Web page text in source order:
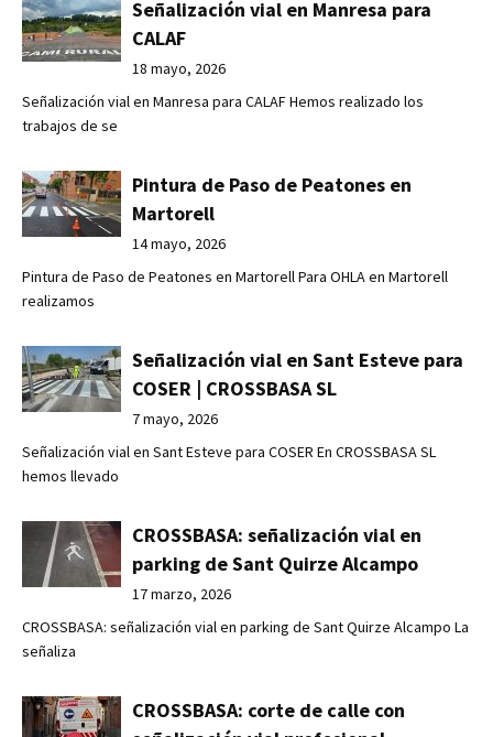
Señalización vial en Manresa para
CALAF
18 mayo, 2026
Señalización vial en Manresa para CALAF Hemos realizado los
trabajos de se
Pintura de Paso de Peatones en
Martorell
14 mayo, 2026
Pintura de Paso de Peatones en Martorell Para OHLA en Martorell
realizamos
Señalización vial en Sant Esteve para
COSER | CROSSBASA SL
7 mayo, 2026
Señalización vial en Sant Esteve para COSER En CROSSBASA SL
hemos llevado
CROSSBASA: señalización vial en
parking de Sant Quirze Alcampo
17 marzo, 2026
CROSSBASA: señalización vial en parking de Sant Quirze Alcampo La
señaliza
CROSSBASA: corte de calle con